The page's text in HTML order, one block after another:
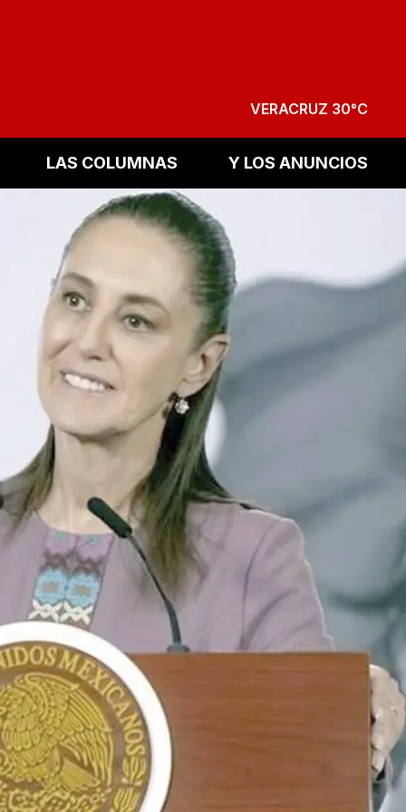
VERACRUZ 30°C
LAS COLUMNAS Y LOS ANUNCIOS